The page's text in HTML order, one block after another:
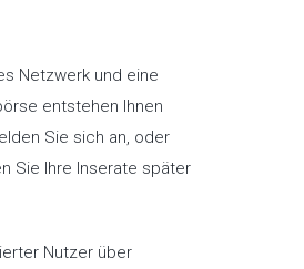
Netzwerk und eine
entstehen Ihnen
Sie sich an, oder
Sie Ihre Inserate später
Nutzer über